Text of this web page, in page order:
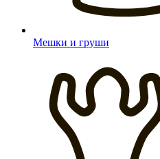
Мешки и груши